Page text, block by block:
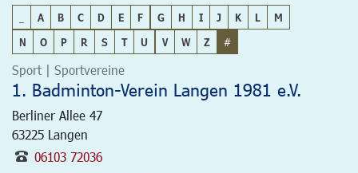
A B C D E F G H I J K L
M
N
O P R S T U V W Z #
Sport | Sportvereine
1. Badminton-Verein Langen 1981 e.V.
Berliner Allee 47
63225 Langen
06103 72036